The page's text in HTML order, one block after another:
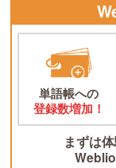
単語帳への
登録数増加！
まずは